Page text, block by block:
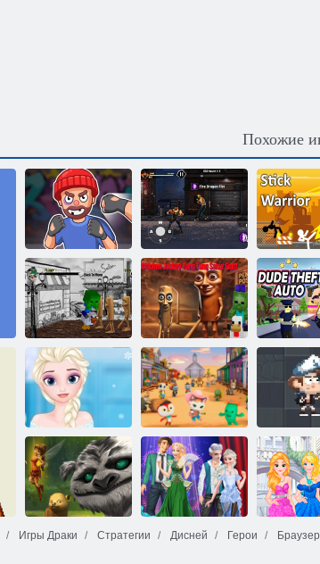
Похожие
Мужчина
драчун: Кулак
ярости
Улицы Ярости Воин-
Куриный жокей
Тунг Тунг
Сахур Бой
Куриный
всадник Тунг
Тунг Сахур Бой
Угонщик
Холодное
сердце: салон
причесок
Шериф Келли:
Дикий день
Гравити
Феи: Легенда о
Игры Драки Стратегии Дисней Герои